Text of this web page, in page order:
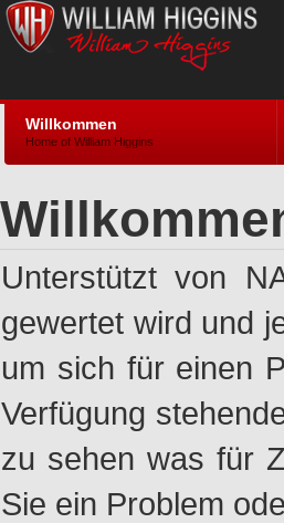
Willkommen
Home of William Higgins
Unterstützt von
gewertet wird und
um sich für einen
Verfügung
zu sehen was für
Sie ein Problem